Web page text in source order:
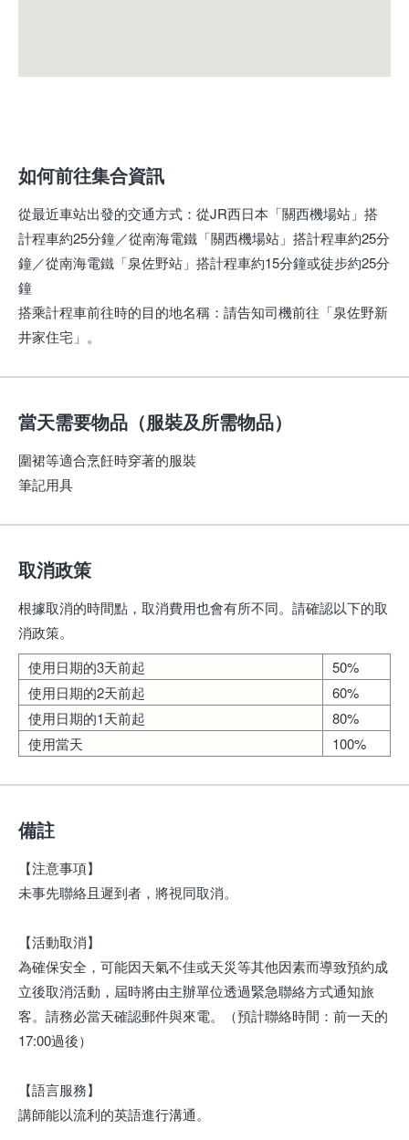
如何前往集合資訊
從最近車站出發的交通方式 ： 從JR西日本「關西機場站」搭
計程車約25分鐘／從南海電鐵「關西機場站」搭計程車約25分
鐘／從南海電鐵「泉佐野站」搭計程車約15分鐘或徒步約25分
鐘
搭乘計程車前往時的目的地名稱 ： 請告知司機前往「泉佐野新
井家住宅」。
當天需要物品（服裝及所需物品）
圍裙等適合烹飪時穿著的服裝
筆記用具
取消政策
根據取消的時間點，取消費用也會有所不同。請確認以下的取
消政策。
使用日期的3天前起
50%
使用日期的2天前起
60%
使用日期的1天前起
80%
使用當天
100%
備註
【注意事項】
未事先聯絡且遲到者，將視同取消。
【活動取消】
為確保安全，可能因天氣不佳或天災等其他因素而導致預約成
立後取消活動，屆時將由主辦單位透過緊急聯絡方式通知旅
客。請務必當天確認郵件與來電。（預計聯絡時間：前一天的
17:00過後）
【語言服務】
講師能以流利的英語進行溝通。